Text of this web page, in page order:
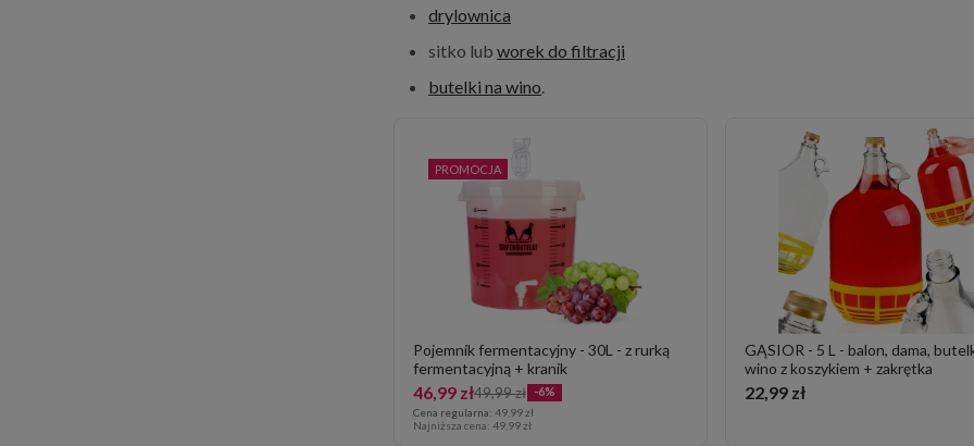
drylownica
sitko lub worek do filtracji
butelki na wino.
Pojemnik fermentacyjny - 30L - z rurką
fermentacyjną + kranik
46,99 zł49,99 zł -6%
Cena regularna: 49,99 zł
Najniższa cena: 49,99 zł
PROMOCJA
GĄSIOR - 5 L - balon, dama,
wino z koszykiem + zakrętka
22,99 zł